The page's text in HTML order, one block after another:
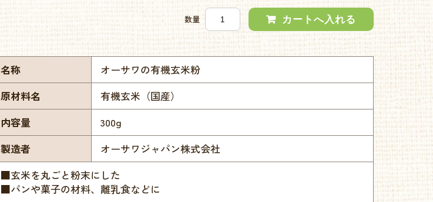
数量
名称
オーサワの有機玄米粉
原材料名
有機玄米（国産）
内容量
300g
製造者
オーサワジャパン株式会社
■玄米を丸ごと粉末にした
■パンや菓子の材料、離乳食などに